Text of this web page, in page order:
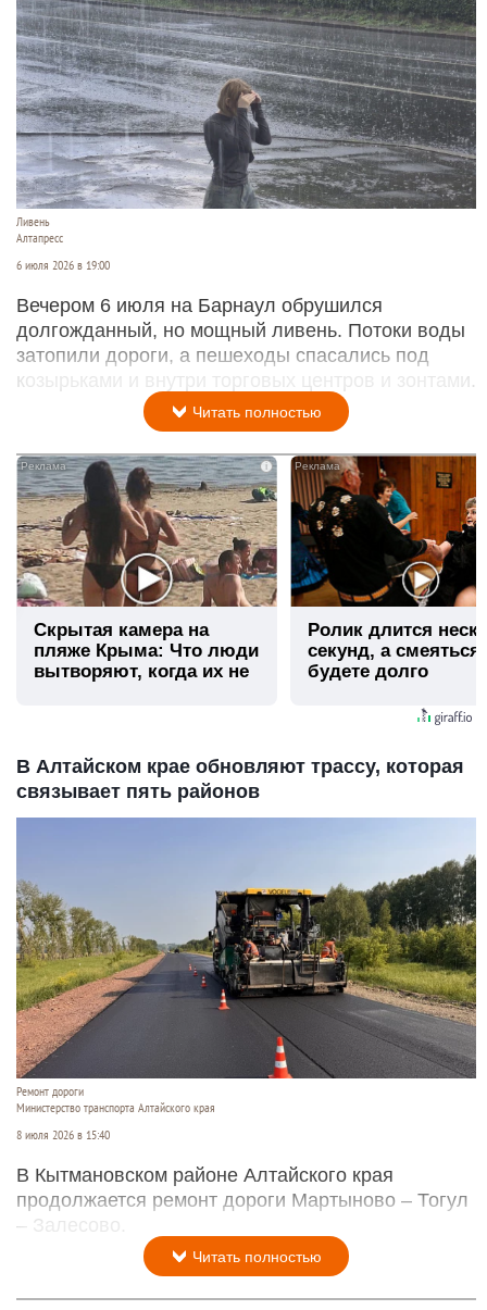
Ливень
Алтапресс
6 июля 2026 в 19:00
Вечером 6 июля на Барнаул обрушился
долгожданный, но мощный ливень. Потоки воды
затопили дороги, а пешеходы спасались под
козырьками и внутри торговых центров и зонтами.
Читать полностью
i
Скрытая камера на
пляже Крыма: Что люди
вытворяют, когда их не
Ролик длится
секунд, а
будете долго
В Алтайском крае обновляют трассу, которая
связывает пять районов
Ремонт дороги
Министерство транспорта Алтайского края
8 июля 2026 в 15:40
В Кытмановском районе Алтайского края
продолжается ремонт дороги Мартыново – Тогул
– Залесово.
Читать полностью